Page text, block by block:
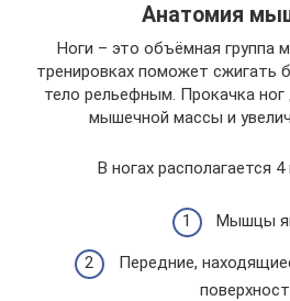
Анатомия
Ноги – это объёмная группа
тренировках поможет сжигать
тело рельефным. Прокачка
мышечной массы и
В ногах располагается
Мышцы
Передние,